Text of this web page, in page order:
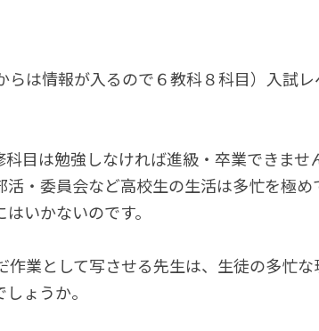
は情報が入るので６教科８科目）入試レ
目は勉強しなければ進級・卒業できませ
・委員会など高校生の生活は多忙を極め
いかないのです。
業として写させる先生は、生徒の多忙な
ょうか。